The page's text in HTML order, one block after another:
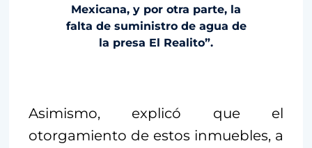
Mexicana, y por otra parte, la
falta de suministro de agua de
la presa El Realito”.
Asimismo, explicó que el
otorgamiento de estos inmuebles, a